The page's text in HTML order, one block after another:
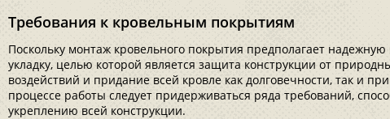
Требования к кровельным покрытиям
Поскольку монтаж кровельного покрытия предполагает
укладку, целью которой является защита конструкции от
воздействий и придание всей кровле как долговечности, так и
процессе работы следует придерживаться ряда требований,
укреплению всей конструкции.